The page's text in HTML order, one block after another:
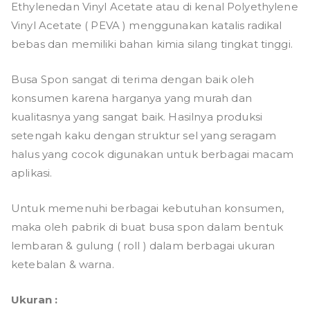
Ethylenedan Vinyl Acetate atau di kenal Polyethylene
Vinyl Acetate ( PEVA ) menggunakan katalis radikal
bebas dan memiliki bahan kimia silang tingkat tinggi.
Busa Spon sangat di terima dengan baik oleh
konsumen karena harganya yang murah dan
kualitasnya yang sangat baik. Hasilnya produksi
setengah kaku dengan struktur sel yang seragam
halus yang cocok digunakan untuk berbagai macam
aplikasi.
Untuk memenuhi berbagai kebutuhan konsumen,
maka oleh pabrik di buat busa spon dalam bentuk
lembaran & gulung ( roll ) dalam berbagai ukuran
ketebalan & warna.
Ukuran :